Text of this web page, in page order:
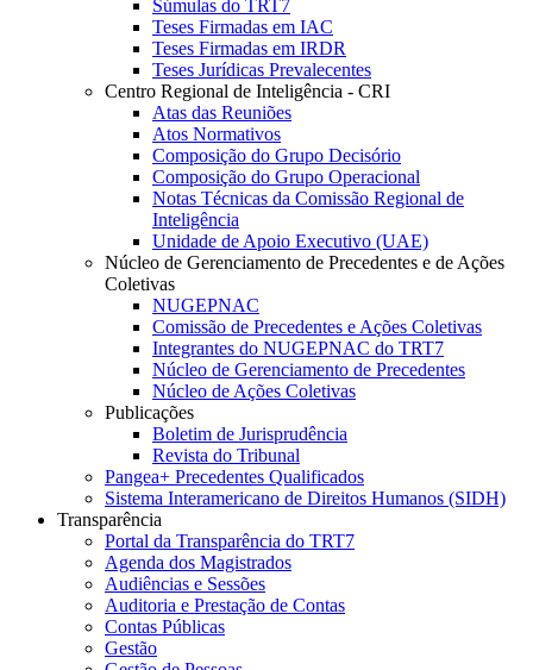
Súmulas do TRT7
Teses Firmadas em IAC
Teses Firmadas em IRDR
Teses Jurídicas Prevalecentes
Centro Regional de Inteligência - CRI
Atas das Reuniões
Atos Normativos
Composição do Grupo Decisório
Composição do Grupo Operacional
Notas Técnicas da Comissão Regional de
Inteligência
Unidade de Apoio Executivo (UAE)
Núcleo de Gerenciamento de Precedentes e de Ações
Coletivas
NUGEPNAC
Comissão de Precedentes e Ações Coletivas
Integrantes do NUGEPNAC do TRT7
Núcleo de Gerenciamento de Precedentes
Núcleo de Ações Coletivas
Publicações
Boletim de Jurisprudência
Revista do Tribunal
Pangea+ Precedentes Qualificados
Sistema Interamericano de Direitos Humanos (SIDH)
Transparência
Portal da Transparência do TRT7
Agenda dos Magistrados
Audiências e Sessões
Auditoria e Prestação de Contas
Contas Públicas
Gestão